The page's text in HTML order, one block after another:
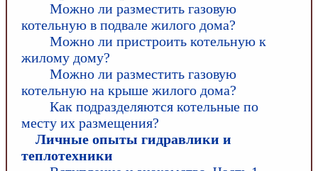
Можно ли разместить газовую
котельную в подвале жилого дома?
Можно ли пристроить котельную к
жилому дому?
Можно ли разместить газовую
котельную на крыше жилого дома?
Как подразделяются котельные по
месту их размещения?
Личные опыты гидравлики и
теплотехники